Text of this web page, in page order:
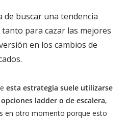
de buscar una tendencia
para cazar las mejores
en los cambios de
esta estrategia suele utilizarse
ladder o de escalera,
en otro momento porque esto